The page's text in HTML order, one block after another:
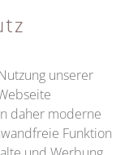
unserer
daher moderne
Funktion